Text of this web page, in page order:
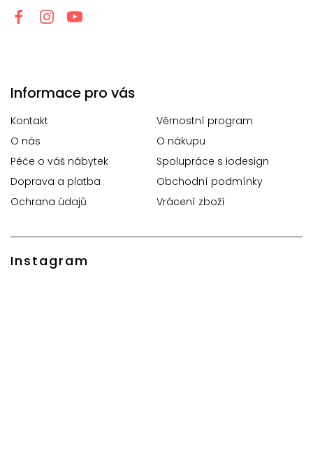
Informace pro vás
Kontakt
Věrnostní program
O nás
O nákupu
Péče o váš nábytek
Spolupráce s iodesign
Doprava a platba
Obchodní podmínky
Ochrana údajů
Vrácení zboží
Instagram